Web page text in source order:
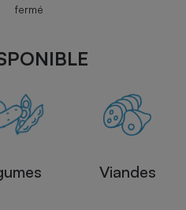
fermé
Viandes